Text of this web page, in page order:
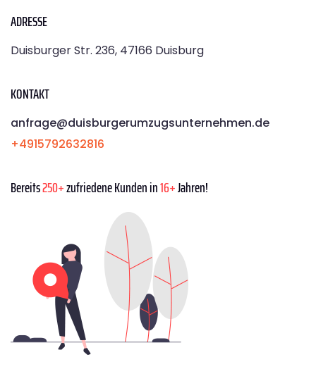
ADRESSE
Duisburger Str. 236, 47166 Duisburg
KONTAKT
anfrage@duisburgerumzugsunternehmen.de
+4915792632816
Bereits250+zufriedene Kunden in16+Jahren!